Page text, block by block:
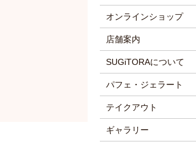
オンラインショップ
店舗案内
SUGiTORAについて
パフェ・ジェラート
テイクアウト
ギャラリー